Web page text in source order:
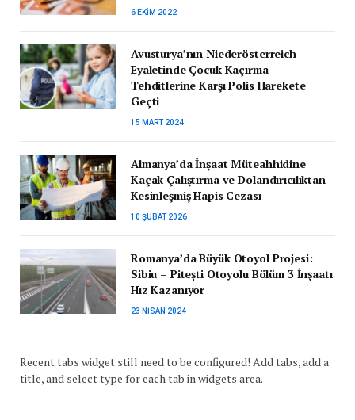
6 EKIM 2022
Avusturya’nın Niederösterreich
Eyaletinde Çocuk Kaçırma
Tehditlerine Karşı Polis Harekete
Geçti
15 MART 2024
Almanya’da İnşaat Müteahhidine
Kaçak Çalıştırma ve Dolandırıcılıktan
Kesinleşmiş Hapis Cezası
10 ŞUBAT 2026
Romanya’da Büyük Otoyol Projesi:
Sibiu – Pitești Otoyolu Bölüm 3 İnşaatı
Hız Kazanıyor
23 NISAN 2024
Recent tabs widget still need to be configured! Add tabs, add a
title, and select type for each tab in widgets area.